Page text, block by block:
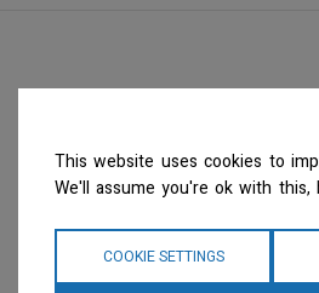
This website uses cookies to
We'll assume you're ok with
COOKIE SETTINGS